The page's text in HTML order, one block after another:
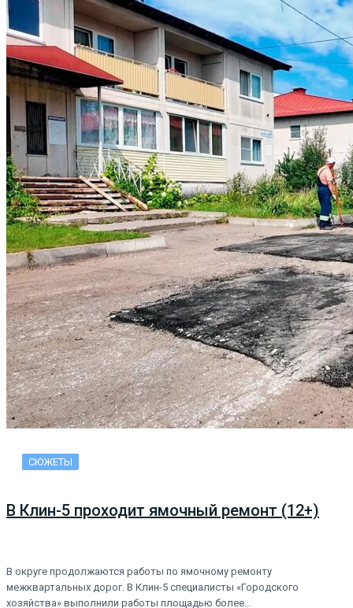
СЮЖЕТЫ
В Клин-5 проходит ямочный ремонт (12+)
В округе продолжаются работы по ямочному ремонту
межквартальных дорог. В Клин-5 специалисты «Городского
хозяйства» выполнили работы площадью более…